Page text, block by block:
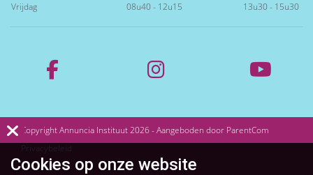
Vrijdag
08u40 - 12u15 13u30 - 15u30
Copyright Annuncia Instituut 2026 - Aangeboden door ParentCom
Privacybeleid
Cookiebeleid
Cookies op onze website